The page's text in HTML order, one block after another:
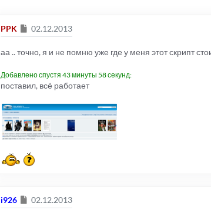
PPK Сообщение
02.12.2013
аа .. точно, я и не помню уже где у меня этот скрипт
Добавлено спустя 43 минуты 58 секунд:
поставил, всё работает
i926 Сообщение
02.12.2013